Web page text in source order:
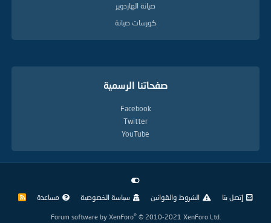
صيانة الهاردوير
كورسات صيانة
صفحاتنا الرسمية
Facebook
Twitter
YouTube
إتصل بنا الشروط والقوانين سياسة الخصوصية مساعدة
R
Forum software by XenForo® © 2010-2021 XenForo Ltd.